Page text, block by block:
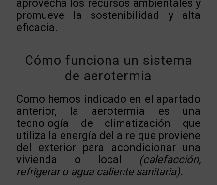
aprovecha los recursos ambientales y
promueve la sostenibilidad y alta
eficacia.
Cómo funciona un sistema
de aerotermia
Como hemos indicado en el apartado
anterior, la aerotermia es una
tecnología de climatización que
utiliza la energía del aire que proviene
del exterior para acondicionar una
vivienda o local (calefacción,
refrigerar o agua caliente sanitaria).